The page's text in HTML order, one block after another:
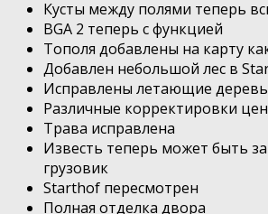
Кусты между полями теперь
BGA 2 теперь с функцией
Тополя добавлены на карту
Добавлен небольшой лес в
Исправлены летающие
Различные корректировки цен
Трава исправлена
Известь теперь может быть
грузовик
Starthof пересмотрен
Полная отделка двора